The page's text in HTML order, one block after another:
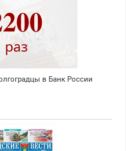
раз
в Банк России